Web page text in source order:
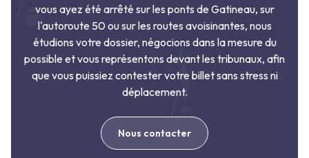
vous ayez été arrêté sur les ponts de Gatineau, sur
l'autoroute 50 ou sur les routes avoisinantes, nous
étudions votre dossier, négocions dans la mesure du
possible et vous représentons devant les tribunaux, afin
que vous puissiez contester votre billet sans stress ni
déplacement.
Nous contacter